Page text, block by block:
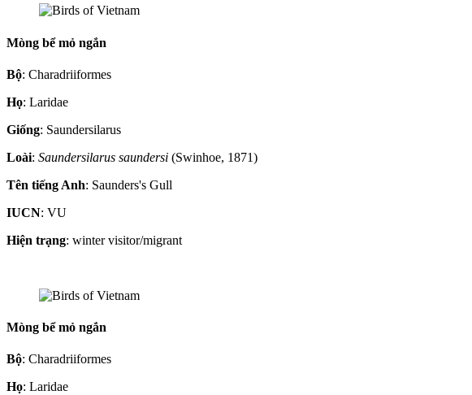
Mòng bể mỏ ngắn
Bộ: Charadriiformes
Họ: Laridae
Giống: Saundersilarus
Loài: Saundersilarus saundersi (Swinhoe, 1871)
Tên tiếng Anh: Saunders's Gull
IUCN: VU
Hiện trạng: winter visitor/migrant
Mòng bể mỏ ngắn
Bộ: Charadriiformes
Họ: Laridae